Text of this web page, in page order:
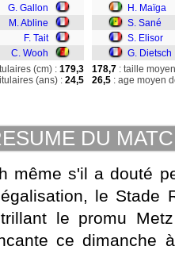
G. Gallon
M. Abline
F. Tait
C. Wooh
H. Maïga
S. Sané
S. Elisor
G. Dietsch
(cm) : 179,3
(ans) : 24,5
178,7 : taille
26,5 : age moyen
DU
même s'il a douté
le Stade
le promu
ce dimanche